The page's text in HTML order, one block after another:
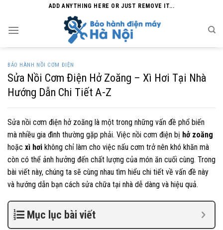
content
ADD ANYTHING HERE OR JUST REMOVE IT...
BẢO HÀNH NỒI CƠM ĐIỆN
Sửa Nồi Cơm Điện Hở Zoăng – Xì Hơi Tại Nhà
Hướng Dẫn Chi Tiết A-Z
Sửa nồi cơm điện hở zoăng là một trong những vấn đề phổ biến
mà nhiều gia đình thường gặp phải. Việc nồi cơm điện bị hở zoăng
hoặc xì hơi không chỉ làm cho việc nấu cơm trở nên khó khăn mà
còn có thể ảnh hưởng đến chất lượng của món ăn cuối cùng. Trong
bài viết này, chúng ta sẽ cùng nhau tìm hiểu chi tiết về vấn đề này
và hướng dẫn bạn cách sửa chữa tại nhà dễ dàng và hiệu quả.
Mục lục bài viết